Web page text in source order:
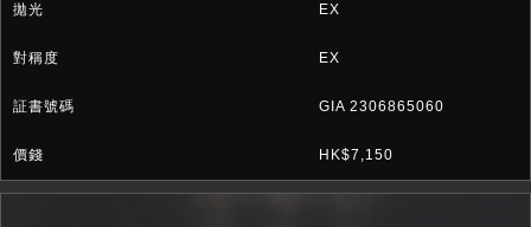
EX
EX
GIA 2306865060
HK$7,150